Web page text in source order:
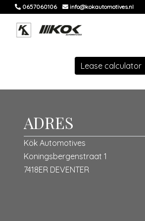
0657060106 info@kokautomotives.nl
Lease calculator
ADRES
Kök Automotives
Koningsbergenstraat 1
7418ER DEVENTER